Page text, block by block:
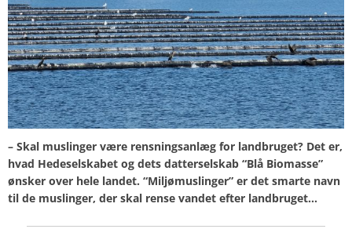
– Skal muslinger være rensningsanlæg for landbruget? Det er,
hvad Hedeselskabet og dets datterselskab “Blå Biomasse”
ønsker over hele landet. “Miljømuslinger” er det smarte navn
til de muslinger, der skal rense vandet efter landbruget…